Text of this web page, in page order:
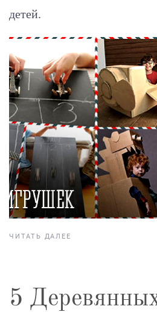
детей.
ЧИТАТЬ ДАЛЕЕ
5